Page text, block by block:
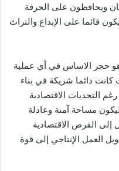
ويحافظون على الحرفة
قائما على الإبداع والتراث
حجر الاساس في أي عملية
كانت دائما شريكة في بناء
التحديات الاقتصادية
مساحة آمنة وعادلة
الفرص الاقتصادية
العمل الإنتاجي إلى قوة